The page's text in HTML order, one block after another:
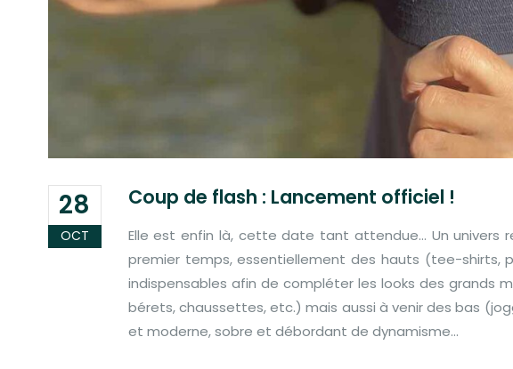
28
OCT
Coup de flash : Lancement officiel !
Elle est enfin là, cette date tant attendue… Un univers
premier temps, essentiellement des hauts (tee-shirts,
indispensables afin de compléter les looks des grands
bérets, chaussettes, etc.) mais aussi à venir des bas
et moderne, sobre et débordant de dynamisme...